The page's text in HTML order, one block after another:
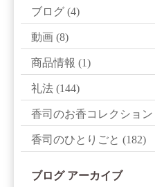
ブログ (4)
動画 (8)
商品情報 (1)
礼法 (144)
香司のお香コレクション
香司のひとりごと (182)
ブログ アーカイブ